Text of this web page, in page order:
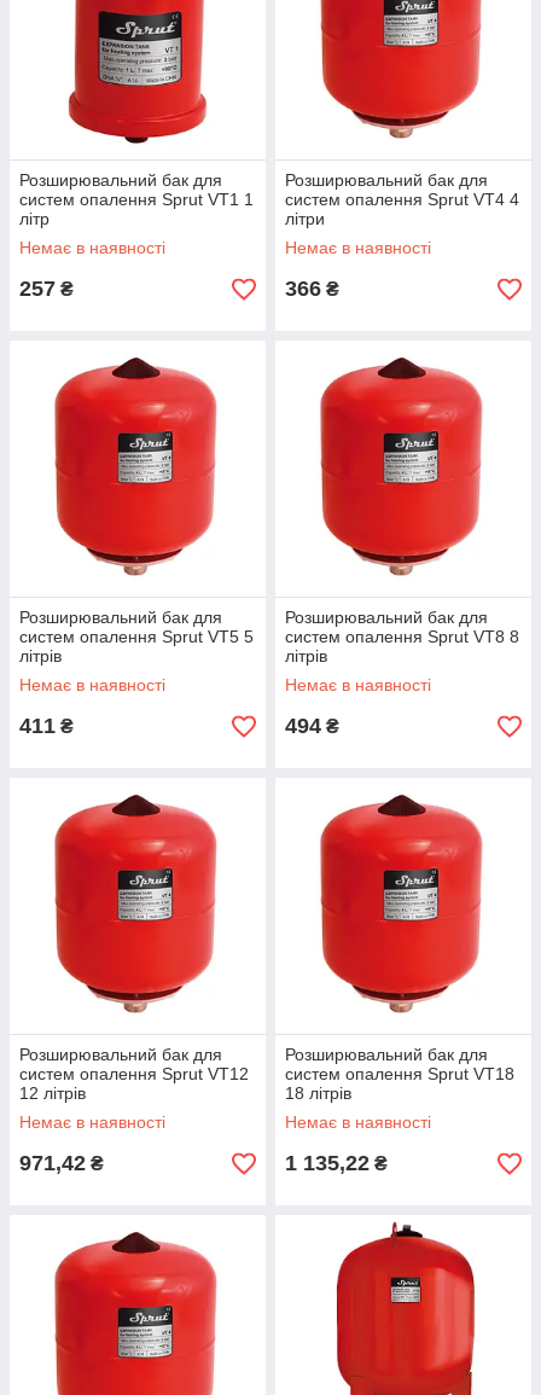
Розширювальний бак для
систем опалення Sprut VT1 1
літр
Немає в наявності
257 ₴
Розширювальний бак для
систем опалення Sprut VT4 4
літри
Немає в наявності
366 ₴
Розширювальний бак для
систем опалення Sprut VT5 5
літрів
Немає в наявності
411 ₴
Розширювальний бак для
систем опалення Sprut VT8 8
літрів
Немає в наявності
494 ₴
Розширювальний бак для
систем опалення Sprut VT12
12 літрів
Немає в наявності
971,42 ₴
Розширювальний бак для
систем опалення Sprut VT18
18 літрів
Немає в наявності
1 135,22 ₴